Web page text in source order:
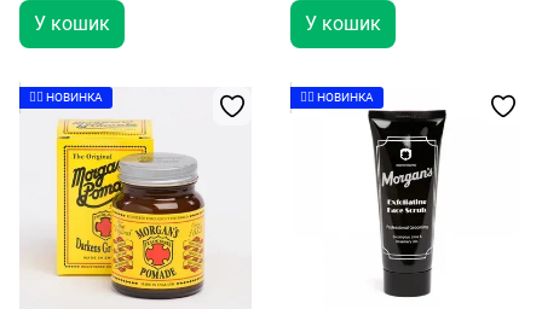
У кошик У кошик
👉🏻 НОВИНКА 👉🏻 НОВИНКА